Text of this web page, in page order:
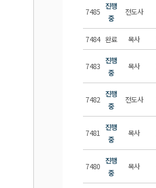
7485
진행
중
전도사
7484 완료 목사
7483
진행
중
목사
7482
진행
중
전도사
7481
진행
중
목사
7480
진행
중
목사